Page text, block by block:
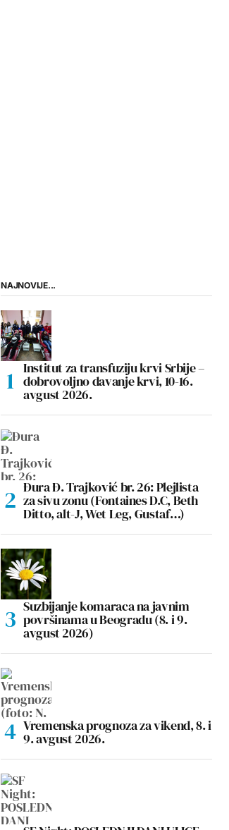
NAJNOVIJE...
Institut za transfuziju krvi Srbije –
dobrovoljno davanje krvi, 10-16.
avgust 2026.
Đura Đ. Trajković br. 26: Plejlista
za sivu zonu (Fontaines D.C, Beth
Ditto, alt-J, Wet Leg, Gustaf…)
Suzbijanje komaraca na javnim
površinama u Beogradu (8. i 9.
avgust 2026)
Vremenska prognoza za vikend, 8. i
9. avgust 2026.